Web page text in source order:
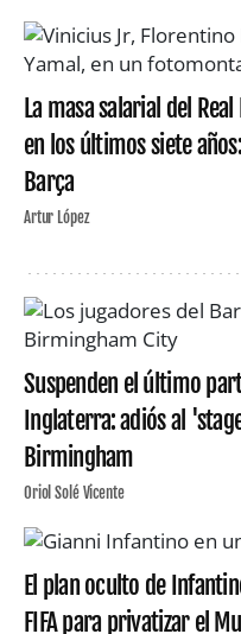
La masa salarial del
en los últimos siete
Barça
Artur López
Suspenden el último
Inglaterra: adiós al
Birmingham
Oriol Solé Vicente
El plan oculto de
FIFA para privatizar el